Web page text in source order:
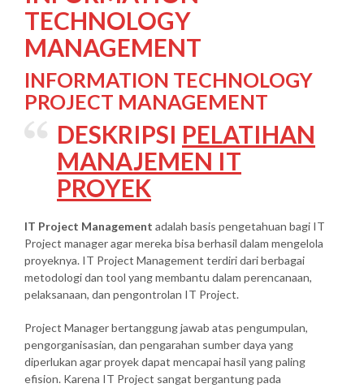
TECHNOLOGY
MANAGEMENT
INFORMATION TECHNOLOGY
PROJECT MANAGEMENT
DESKRIPSI PELATIHAN
MANAJEMEN IT
PROYEK
IT Project Management adalah basis pengetahuan bagi IT
Project manager agar mereka bisa berhasil dalam mengelola
proyeknya. IT Project Management terdiri dari berbagai
metodologi dan tool yang membantu dalam perencanaan,
pelaksanaan, dan pengontrolan IT Project.
Project Manager bertanggung jawab atas pengumpulan,
pengorganisasian, dan pengarahan sumber daya yang
diperlukan agar proyek dapat mencapai hasil yang paling
efision. Karena IT Project sangat bergantung pada